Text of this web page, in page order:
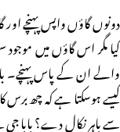
دونوں گاؤں واپس پہنچے
کیا مگر اس گاؤں میں
والے ان کے پاس پہنچے۔
کیسے ہوسکتا ہے کہ چھ
سے باہر نکال دے؟ بابا